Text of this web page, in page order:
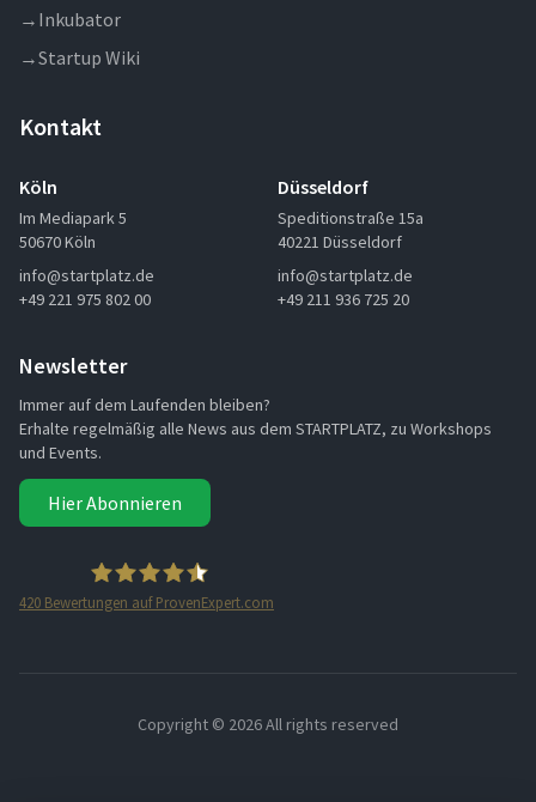
→ Inkubator
→Startup Wiki
Kontakt
Köln
Im Mediapark 5
50670 Köln
info@startplatz.de
+49 221 975 802 00
Düsseldorf
Speditionstraße 15a
40221 Düsseldorf
info@startplatz.de
+49 211 936 725 20
Newsletter
Immer auf dem Laufenden bleiben?
Erhalte regelmäßig alle News aus dem STARTPLATZ, zu Workshops
und Events.
Hier Abonnieren
420 Bewertungen auf ProvenExpert.com
Copyright © 2026 All rights reserved